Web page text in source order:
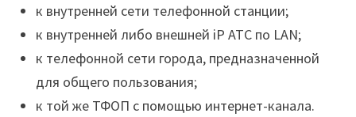
к внутренней сети телефонной станции;
к внутренней либо внешней iP АТС по LAN;
к телефонной сети города, предназначенной
для общего пользования;
к той же ТФОП с помощью интернет-канала.